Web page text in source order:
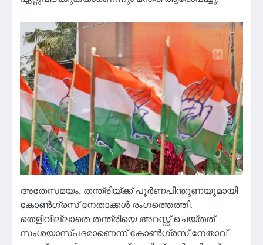
അതേസമയം, തന്ത്രിയ്ക്ക് പൂർണപിന്തുണയുമായി
കോൺഗ്രസ് നേതാക്കൾ രംഗത്തെത്തി.
തെളിവില്ലാതെ തന്ത്രിയെ അറസ്റ്റ് ചെയ്തത്
സംശയാസ്പദമാണെന്ന് കോൺഗ്രസ് നേതാവ്